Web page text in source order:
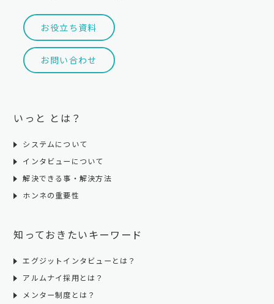
FAX: 03-6380-1471
MAIL:info@followus.jp
受付時間: 10:00～19:00
(土・日曜日、祝日、年末年始、ゴールデンウィークを除く)
様のご判断によりますが、もしご提供されない場合には、適切
さい。
東京都渋谷区千駄ケ谷5丁目32-7 野村不動産南新宿ビル8階
MAIL:info@followus.jp
(土・日曜日、祝日、年末年始、ゴールデンウィークを除く)
お役立ち資料
お問い合わせ
いっと とは？
システムについて
インタビューについて
解決できる事・解決方法
ホンネの重要性
知っておきたいキーワード
エグジットインタビューとは？
アルムナイ採用とは？
メンター制度とは？